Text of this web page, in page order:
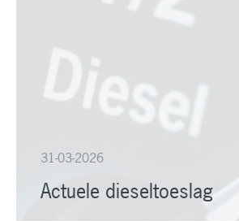
31-03-2026
Actuele dieseltoeslag